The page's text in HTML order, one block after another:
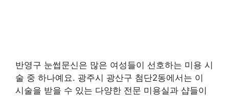
반영구 눈썹문신은 많은 여성들이 선호하는 미용 시
술 중 하나예요. 광주시 광산구 첨단2동에서는 이
시술을 받을 수 있는 다양한 전문 미용실과 샵들이